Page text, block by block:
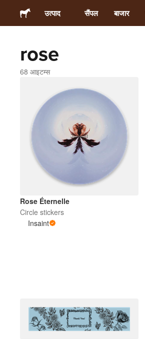
उत्पाद
मैगनेट्स
बटन बैज
सैंपल बाजार
rose
68 आइटम्स
Rose Éternelle
Circle stickers
Insaint